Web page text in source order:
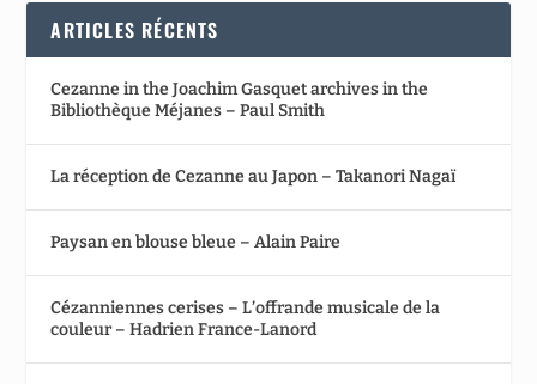
ARTICLES RÉCENTS
Cezanne in the Joachim Gasquet archives in the
Bibliothèque Méjanes – Paul Smith
La réception de Cezanne au Japon – Takanori Nagaï
Paysan en blouse bleue – Alain Paire
Cézanniennes cerises – L’offrande musicale de la
couleur – Hadrien France-Lanord